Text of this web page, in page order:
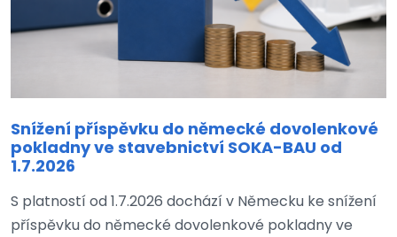
Snížení příspěvku do německé dovolenkové
pokladny ve stavebnictví SOKA-BAU od
1.7.2026
S platností od 1.7.2026 dochází v Německu ke snížení
příspěvku do německé dovolenkové pokladny ve